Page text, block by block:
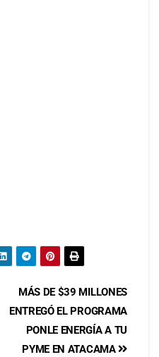
MÁS DE $39 MILLONES
ENTREGÓ EL PROGRAMA
PONLE ENERGÍA A TU
PYME EN ATACAMA